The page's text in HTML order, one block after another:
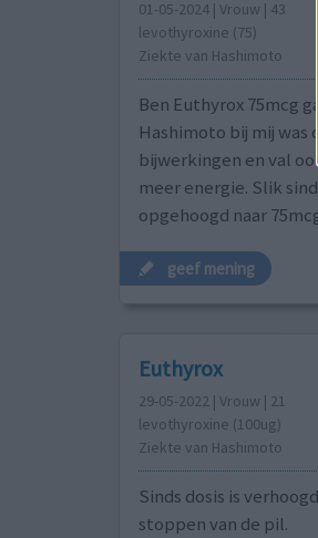
01-05-2024 | Vrouw | 43
levothyroxine (75)
Ziekte van Hashimoto
Ben Euthyrox 75mcg
Hashimoto bij mij was
bijwerkingen en val
meer energie. Slik
opgehoogd naar
geef mening
Euthyrox
29-05-2022 | Vrouw | 21
levothyroxine (100ug)
Ziekte van Hashimoto
Sinds dosis is
stoppen van de pil.